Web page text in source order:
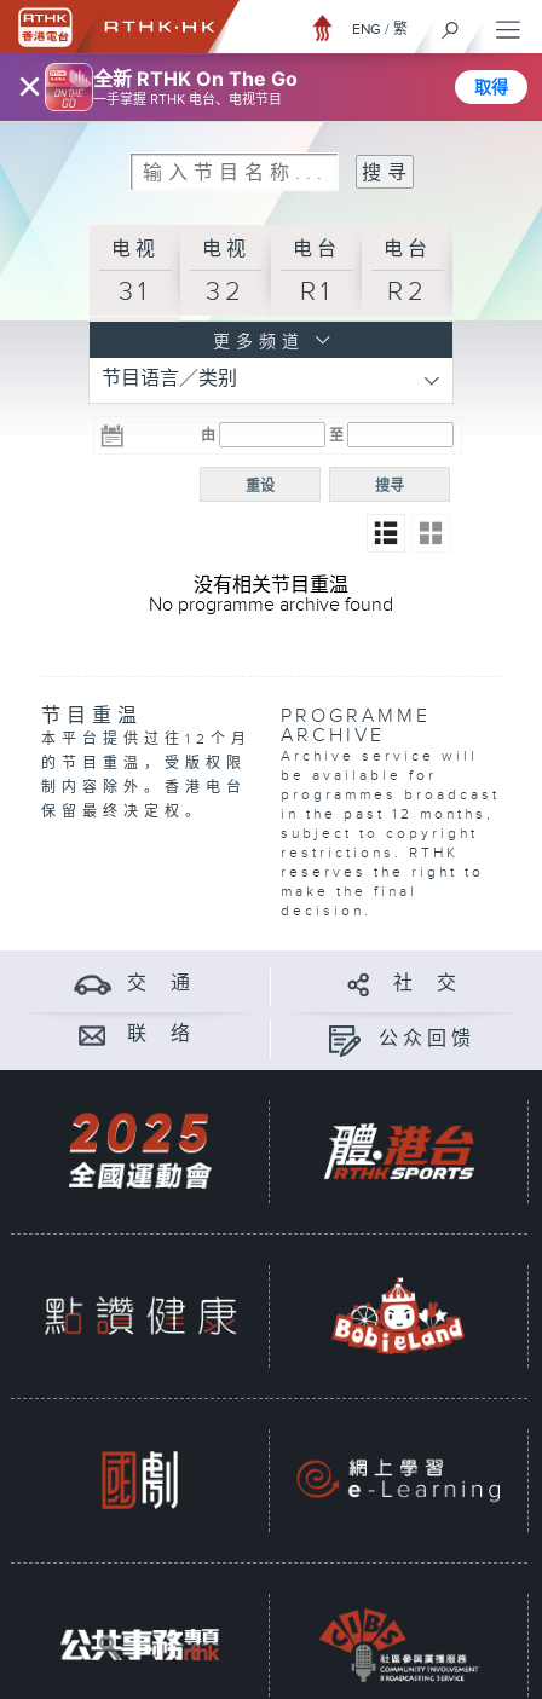
× 全新 RTHK On The Go
一手掌握 RTHK 电台、电视节目
取得
ENG / 繁
电视
31
电视
32
电台
R1
电台
R2
R3
电台 电台
R5
电台
普通
更多频道
节目语言／类别
由 至
搜寻
重设
没有相关节目重温
No programme archive found
节目重温
本平台提供过往12个月
的节目重温，受版权限
制内容除外。香港电台
保留最终决定权。
PROGRAMME
ARCHIVE
Archive service will
be available for
programmes broadcast
in the past 12 months,
subject to copyright
restrictions. RTHK
reserves the right to
make the final
decision.
交 通 社 交
联 络 公众回馈